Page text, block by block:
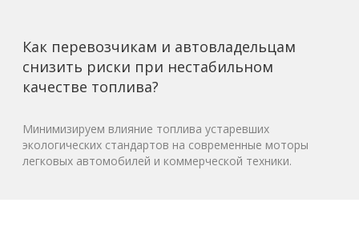
Как перевозчикам и автовладельцам
снизить риски при нестабильном
качестве топлива?
Минимизируем влияние топлива устаревших
экологических стандартов на современные моторы
легковых автомобилей и коммерческой техники.